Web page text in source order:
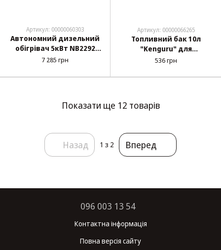
Артикул: 00000060303
Автономний дизельний
обігрівач 5кВт NB2292
(12В, 24В)
7 285 грн
Артикул: 00000066265
Топливний бак 10л
"Kenguru" для
автономного обігрівача
536 грн
Показати ще 12 товарів
Назад 1 з 2 Вперед
096 003 13 54
Контактна інформація
Повна версія сайту